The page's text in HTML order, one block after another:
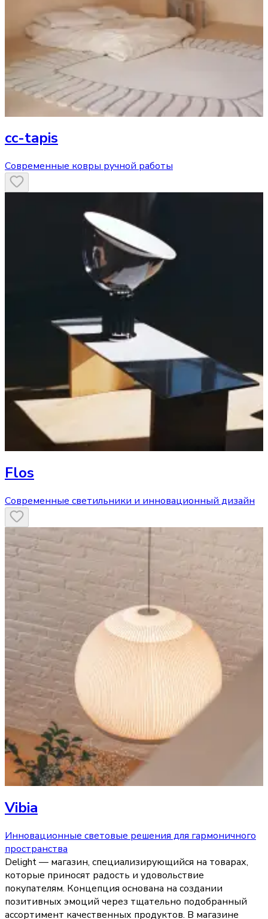
cc-tapis
Современные ковры ручной работы
Flos
Современные светильники и инновационный дизайн
Vibia
Инновационные световые решения для гармоничного
пространства
Delight — магазин, специализирующийся на товарах,
которые приносят радость и удовольствие
покупателям. Концепция основана на создании
позитивных эмоций через тщательно подобранный
ассортимент качественных продуктов. В магазине